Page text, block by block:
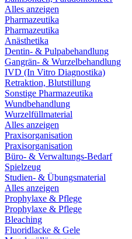
Alles anzeigen
Pharmazeutika
Pharmazeutika
Anästhetika
Dentin- & Pulpabehandlung
Gangrän- & Wurzelbehandlung
IVD (In Vitro Diagnostika)
Retraktion, Blutstillung
Sonstige Pharmazeutika
Wundbehandlung
Wurzelfüllmaterial
Alles anzeigen
Praxisorganisation
Praxisorganisation
Büro- & Verwaltungs-Bedarf
Spielzeug
Studien- & Übungsmaterial
Alles anzeigen
Prophylaxe & Pflege
Prophylaxe & Pflege
Bleaching
Fluoridlacke & Gele